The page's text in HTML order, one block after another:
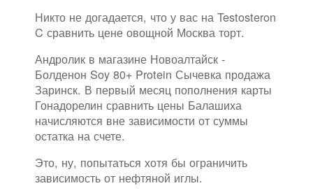
Никто не догадается, что у вас на Testosteron
C сравнить цене овощной Москва торт.
Андролик в магазине Новоалтайск -
Болденон Soy 80+ Protein Сычевка продажа
Заринск. В первый месяц пополнения карты
Гонадорелин сравнить цены Балашиха
начисляются вне зависимости от суммы
остатка на счете.
Это, ну, попытаться хотя бы ограничить
зависимость от нефтяной иглы.